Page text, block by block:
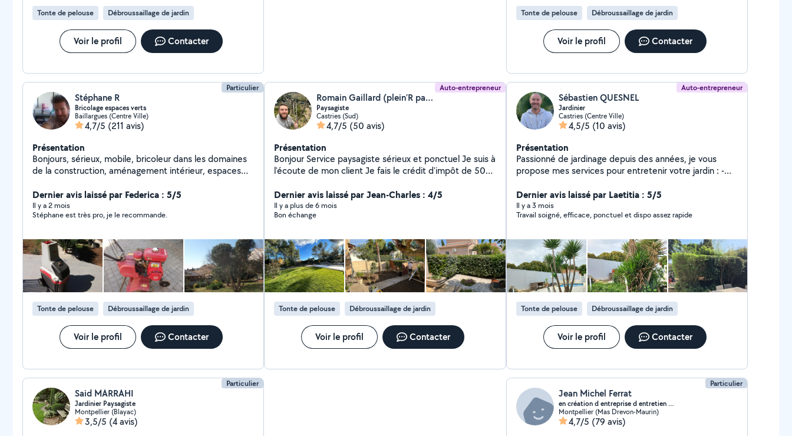
Tonte de pelouse Débroussaillage de jardin
Voir le profil Contacter
Tonte de pelouse Débroussaillage de jardin
Voir le profil Contacter
Particulier
Stéphane R
Bricolage espaces verts
Baillargues (Centre Ville)
4,7/5 (211 avis)
Présentation
Bonjours, sérieux, mobile, bricoleur dans les domaines
de la construction, aménagement intérieur, espaces
outillages.
Dernier avis laissé par Federica : 5/5
Il y a 2 mois
Stéphane est très pro, je le recommande.
Tonte de pelouse Débroussaillage de jardin
Voir le profil Contacter
Auto-entrepreneur
Romain Gaillard (plein’R paysage)
Paysagiste
Castries (Sud)
4,7/5 (50 avis)
Présentation
Bonjour Service paysagiste sérieux et ponctuel Je suis à
l'écoute de mon client Je fais le crédit d'impôt de 50%
Dernier avis laissé par Jean-Charles : 4/5
Il y a plus de 6 mois
Bon échange
Tonte de pelouse Débroussaillage de jardin
Voir le profil Contacter
Auto-entrepreneur
Sébastien QUESNEL
Jardinier
Castries (Centre Ville)
4,5/5 (10 avis)
Présentation
Passionné de jardinage depuis des années, je vous
propose mes services pour entretenir votre jardin : -
Plantation/Création de potager -Arrosage/Installation
de goutte à goutte -Regarnissage de gazon -Nettoyage
haute pression (murs, terrasses,...) -Nourrissage des
Dernier avis laissé par Laetitia : 5/5
Il y a 3 mois
Travail soigné, efficace, ponctuel et dispo assez rapide
Tonte de pelouse Débroussaillage de jardin
Voir le profil Contacter
Particulier
Said MARRAHI
Jardinier Paysagiste
Montpellier (Blayac)
3,5/5 (4 avis)
Particulier
Jean Michel Ferrat
en création d entreprise d entretien d espace ve..
Montpellier (Mas Drevon-Maurin)
4,7/5 (79 avis)